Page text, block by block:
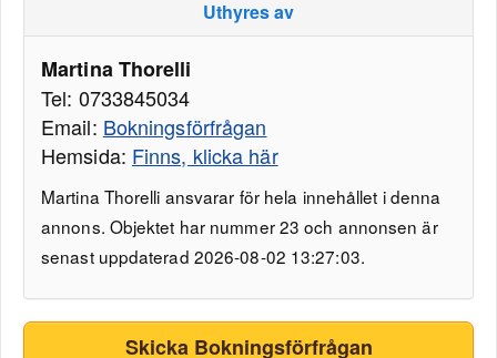
Uthyres av
Martina Thorelli
Tel: 0733845034
Email: Bokningsförfrågan
Hemsida: Finns, klicka här
Martina Thorelli ansvarar för hela innehållet i denna
annons. Objektet har nummer 23 och annonsen är
senast uppdaterad 2026-08-02 13:27:03.
Skicka Bokningsförfrågan